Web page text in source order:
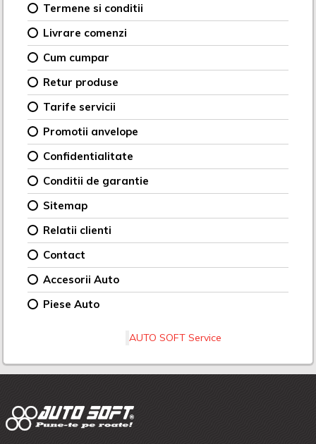
Termene si conditii
Livrare comenzi
Cum cumpar
Retur produse
Tarife servicii
Promotii anvelope
Confidentialitate
Conditii de garantie
Sitemap
Relatii clienti
Contact
Accesorii Auto
Piese Auto
AUTO SOFT Service